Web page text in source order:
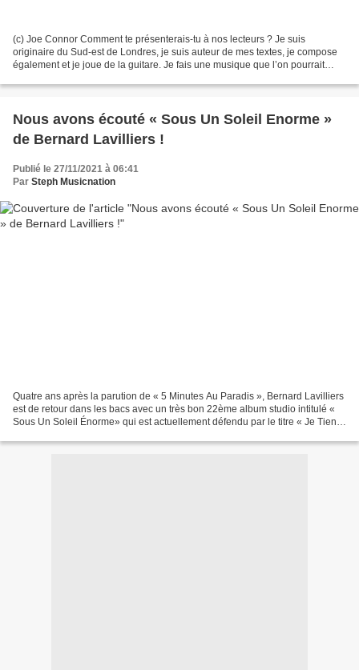
(c) Joe Connor Comment te présenterais-tu à nos lecteurs ? Je suis
originaire du Sud-est de Londres, je suis auteur de mes textes, je compose
également et je joue de la guitare. Je fais une musique que l’on pourrait
Nous avons écouté « Sous Un Soleil Enorme »
de Bernard Lavilliers !
Publié le 27/11/2021 à 06:41
Par Steph Musicnation
Quatre ans après la parution de « 5 Minutes Au Paradis », Bernard Lavilliers
est de retour dans les bacs avec un très bon 22ème album studio intitulé «
Sous Un Soleil Énorme» qui est actuellement défendu par le titre « Je Tiens